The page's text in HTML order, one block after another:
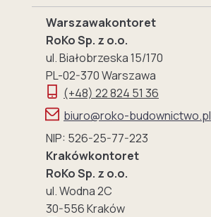
Warszawakontoret
RoKo Sp. z o.o.
ul. Białobrzeska 15/170
PL-02-370 Warszawa
(+48) 22 824 51 36
biuro@roko-budownictwo.pl
NIP: 526-25-77-223
Krakówkontoret
RoKo Sp. z o.o.
ul. Wodna 2C
30-556 Kraków